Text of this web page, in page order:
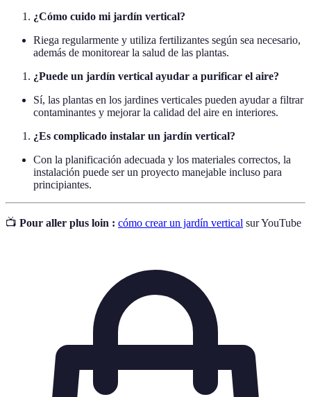
¿Cómo cuido mi jardín vertical?
Riega regularmente y utiliza fertilizantes según sea necesario,
además de monitorear la salud de las plantas.
¿Puede un jardín vertical ayudar a purificar el aire?
Sí, las plantas en los jardines verticales pueden ayudar a filtrar
contaminantes y mejorar la calidad del aire en interiores.
¿Es complicado instalar un jardín vertical?
Con la planificación adecuada y los materiales correctos, la
instalación puede ser un proyecto manejable incluso para
principiantes.
📺 Pour aller plus loin : cómo crear un jardín vertical sur YouTube